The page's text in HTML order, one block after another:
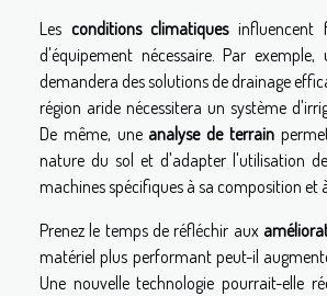
Les conditions climatiquesinfluencent
d'équipement nécessaire. Par
demandera des solutions de drainage
région aride nécessitera un système
De même, une analyse de terrain
nature du sol et d'adapter l'utilisation
machines spécifiques à sa composition et
Prenez le temps de réfléchir aux
matériel plus performant peut-il
Une nouvelle technologie pourrait-elle